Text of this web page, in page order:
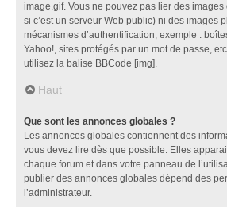
image.gif. Vous ne pouvez pas lier des
si c’est un serveur Web public) ni des images
mécanismes d’authentification, exemple :
Yahoo!, sites protégés par un mot de passe,
utilisez la balise BBCode [img].
Haut
Que sont les annonces globales ?
Les annonces globales contiennent des
vous devez lire dès que possible. Elles
chaque forum et dans votre panneau de
publier des annonces globales dépend des
l’administrateur.